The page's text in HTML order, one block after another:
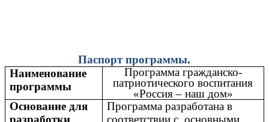
Паспорт программы.
Наименование
программы
Программа гражданско-
патриотического воспитания
«Россия – наш дом»
Основание для
разработки
Программа разработана в
соответствии с основными